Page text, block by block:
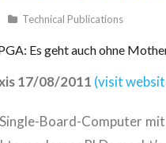
Technical Publications
Es geht auch ohne
17/08/2011 (visit
Board-Computer